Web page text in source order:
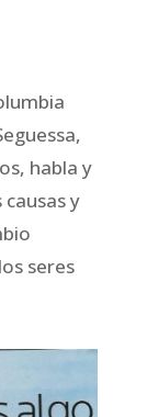
habla y
y
seres